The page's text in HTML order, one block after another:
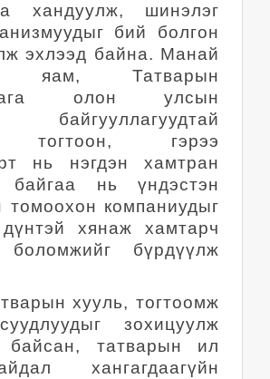
хандуулж, шинэлэг
бий болгон
эхлээд байна. Манай
яам, Татварын
олон улсын
байгууллагуудтай
тогтоон, гэрээ
нь нэгдэн хамтран
байгаа нь үндэстэн
томоохон компаниудыг
хянаж хамтарч
боломжийг бүрдүүлж
хууль, тогтоомж
зохицуулж
байсан, татварын ил
хангагдаагүйн